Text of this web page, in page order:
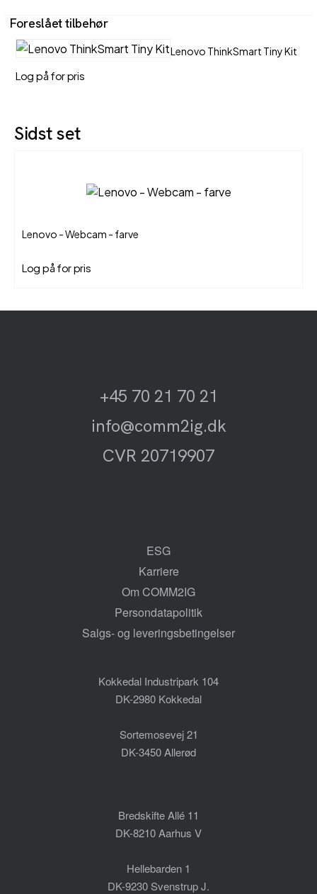
Foreslået tilbehør
Lenovo ThinkSmart Tiny Kit
Log på for pris
Sidst set
Lenovo - Webcam - farve
Log på for pris
+45 70 21 70 21
info@comm2ig.dk
CVR 20719907
ESG
Karriere
Om COMM2IG
Persondatapolitik
Salgs- og leveringsbetingelser
Kokkedal Industripark 104
DK-2980 Kokkedal
Sortemosevej 21
DK-3450 Allerød
Bredskifte Allé 11
DK-8210 Aarhus V
Hellebarden 1
DK-9230 Svenstrup J.